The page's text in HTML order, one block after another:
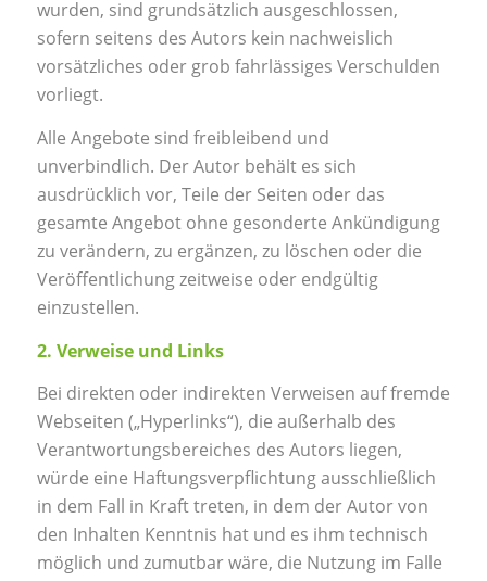
wurden, sind grundsätzlich ausgeschlossen,
sofern seitens des Autors kein nachweislich
vorsätzliches oder grob fahrlässiges Verschulden
vorliegt.
Alle Angebote sind freibleibend und
unverbindlich. Der Autor behält es sich
ausdrücklich vor, Teile der Seiten oder das
gesamte Angebot ohne gesonderte Ankündigung
zu verändern, zu ergänzen, zu löschen oder die
Veröffentlichung zeitweise oder endgültig
einzustellen.
2. Verweise und Links
Bei direkten oder indirekten Verweisen auf fremde
Webseiten („Hyperlinks“), die außerhalb des
Verantwortungsbereiches des Autors liegen,
würde eine Haftungsverpflichtung ausschließlich
in dem Fall in Kraft treten, in dem der Autor von
den Inhalten Kenntnis hat und es ihm technisch
möglich und zumutbar wäre, die Nutzung im Falle